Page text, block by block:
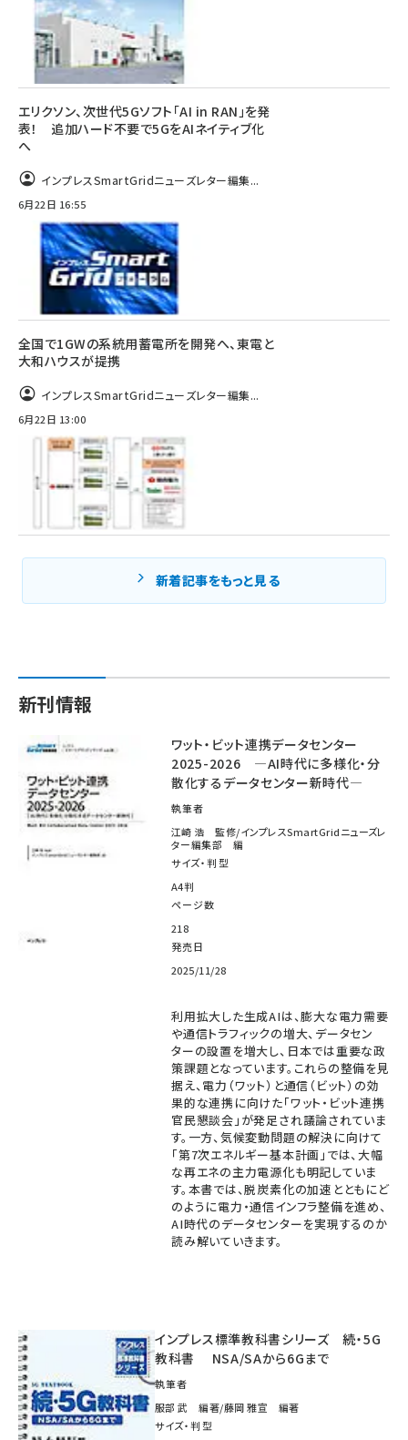
エリクソン、次世代5Gソフト「AI in RAN」を発
表！ 追加ハード不要で5GをAIネイティブ化
へ
インプレスSmartGridニューズレター編集...
6月22日 16:55
全国で1GWの系統用蓄電所を開発へ、東電と
大和ハウスが提携
インプレスSmartGridニューズレター編集...
6月22日 13:00
新着記事をもっと見る
新刊情報
ワット・ビット連携データセンター
2025-2026 ―AI時代に多様化・分
散化するデータセンター新時代―
執筆者
江崎 浩 監修/インプレスSmartGridニューズレ
ター編集部 編
サイズ・判型
A4判
ページ数
218
発売日
2025/11/28
利用拡大した生成AIは、膨大な電力需要
や通信トラフィックの増大、データセン
ターの設置を増大し、日本では重要な政
策課題となっています。これらの整備を見
据え、電力（ワット）と通信（ビット）の効
果的な連携に向けた「ワット・ビット連携
官民懇談会」が発足され議論されていま
す。一方、気候変動問題の解決に向けて
「第7次エネルギー基本計画」では、大幅
な再エネの主力電源化も明記していま
す。本書では、脱炭素化の加速とともにど
のように電力・通信インフラ整備を進め、
AI時代のデータセンターを実現するのか
読み解いていきます。
インプレス標準教科書シリーズ 続・5G
教科書 NSA/SAから6Gまで
執筆者
服部 武 編著/藤岡 雅宣 編著
サイズ・判型